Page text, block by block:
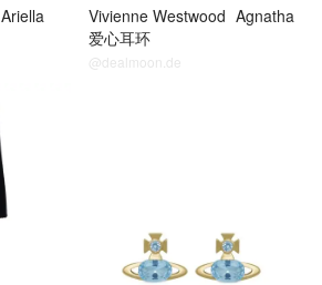
Ariella
Vivienne Westwood Agnatha
爱心耳环
@dealmoon.de